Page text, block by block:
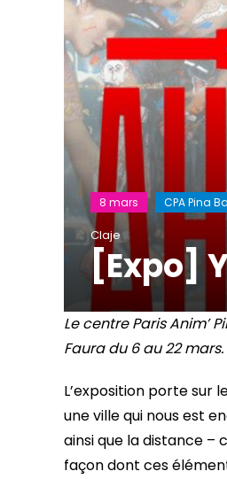
8 mars CPA Pina
Claje
[Expo]
Le centre Paris Anim’
Faura du 6 au 22 mars.
L’exposition porte sur
une ville qui nous est
ainsi que la distance –
façon dont ces